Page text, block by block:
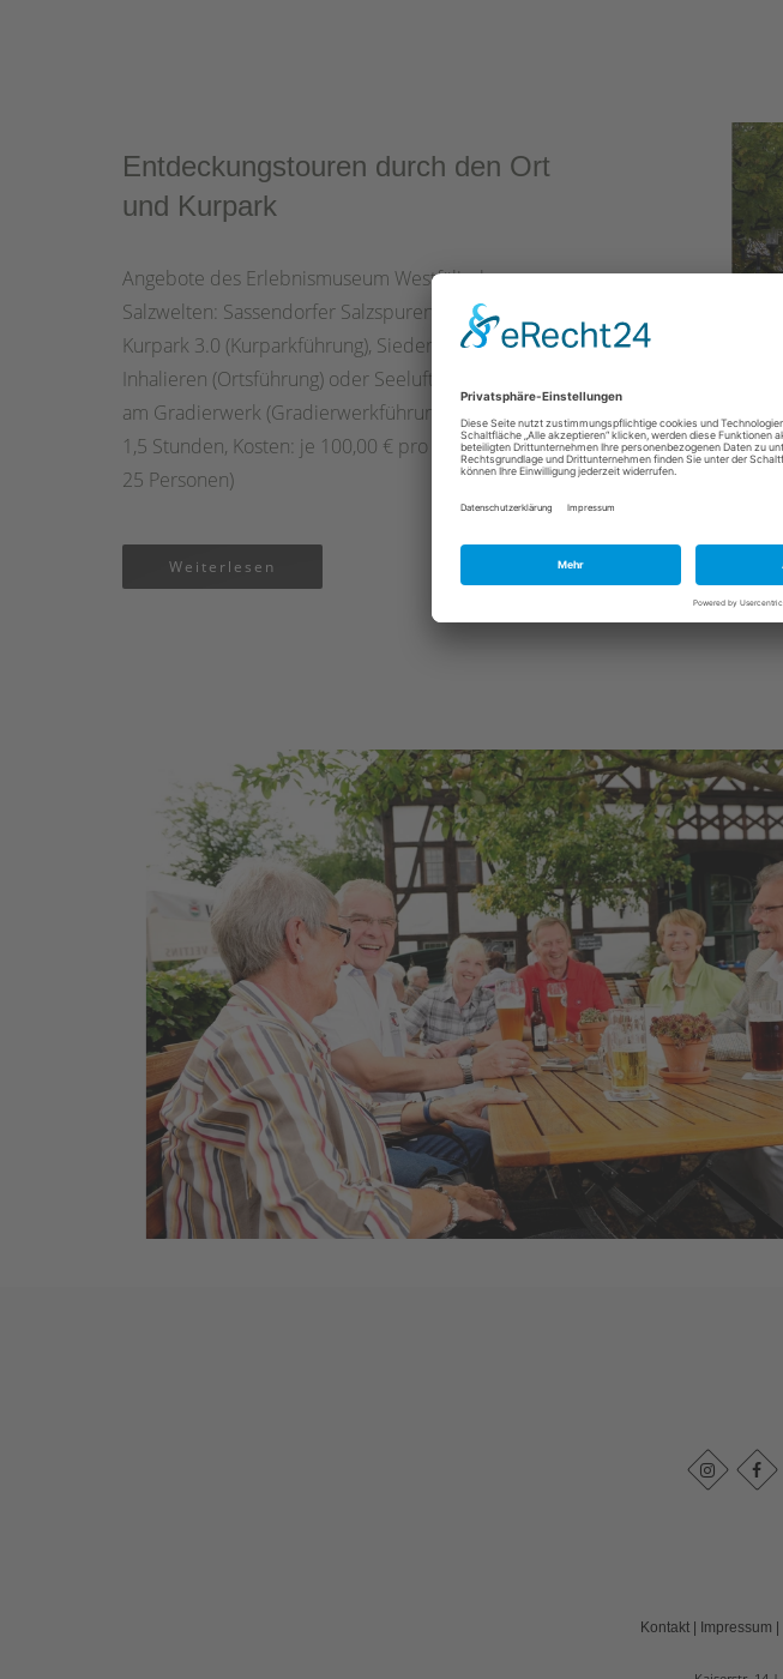
Entdeckungstouren durch den Ort
und Kurpark
Angebote des Erlebnismuseum Westfälische
Salzwelten: Sassendorfer Salzspuren (Ortsführung),
Kurpark 3.0 (Kurparkführung), Sieden, Baden,
Inhalieren (Ortsführung) oder Seeluft schnuppern
am Gradierwerk (Gradierwerkführung) - Dauer: je
1,5 Stunden, Kosten: je 100,00 € pro Gruppe (max.
25 Personen)
Weiterlesen
Kontakt| Impressum